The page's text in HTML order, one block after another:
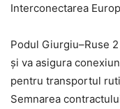
Interconectarea
Podul Giurgiu–Ruse
și va asigura
pentru transportul
Semnarea